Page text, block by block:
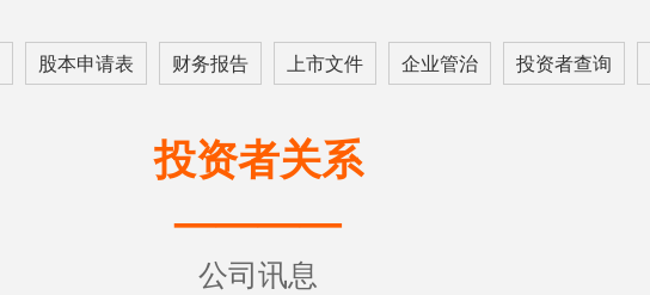
股本申请表 财务报告 上市文件 企业管治 投资者查询
投资者关系
————
公司讯息